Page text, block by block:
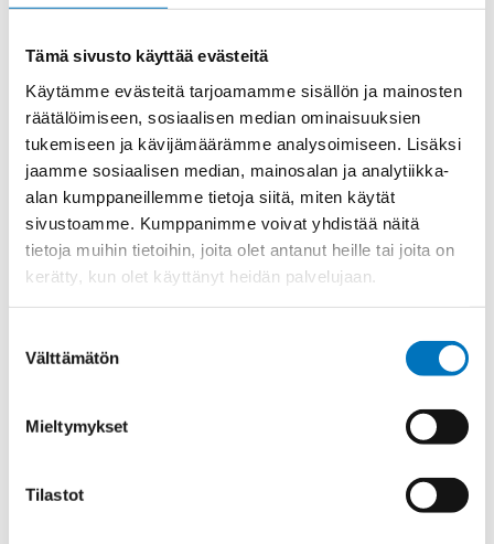
Tämä sivusto käyttää evästeitä
Käytämme evästeitä tarjoamamme sisällön ja mainosten
räätälöimiseen, sosiaalisen median ominaisuuksien
tukemiseen ja kävijämäärämme analysoimiseen. Lisäksi
jaamme sosiaalisen median, mainosalan ja analytiikka-
alan kumppaneillemme tietoja siitä, miten käytät
sivustoamme. Kumppanimme voivat yhdistää näitä
tietoja muihin tietoihin, joita olet antanut heille tai joita on
kerätty, kun olet käyttänyt heidän palvelujaan.
valinta
Välttämätön
Mieltymykset
Tilastot
Materiaali
Kierre
PG
Ulkokierre Ag
PG 42
Normen
RoHS
Min [C]
Max [C]
150
Käyttölämpötila
'-35°C to +150°C
additional o-ring
Setrifikaatti Logot
DNV-GL;UL;CSA;NEMA;cUL
Kaapelille Mm
32 - 38 mm